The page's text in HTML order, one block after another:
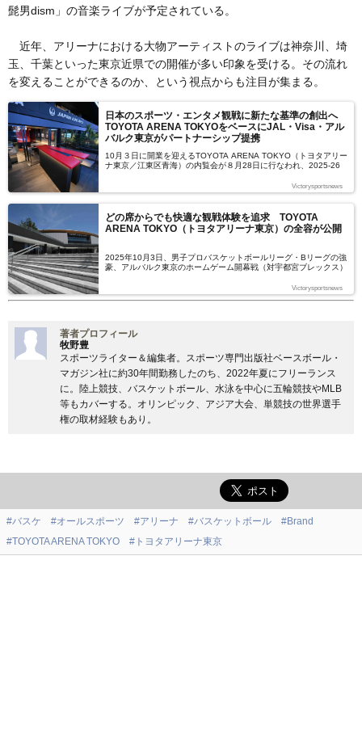
髭男dism」の音楽ライブが予定されている。
近年、アリーナにおける大物アーティストのライブは神奈川、埼
玉、千葉といった東京近県での開催が多い印象を受ける。その流れ
を変えることができるのか、という視点からも注目が集まる。
日本のスポーツ・エンタメ観戦に新たな基準の創出へ
TOYOTA ARENA TOKYOをベースにJAL・Visa・アル
バルク東京がパートナーシップ提携
10月３日に開業を迎えるTOYOTA ARENA TOKYO（トヨタアリー
ナ東京／江東区青海）の内覧会が８月28日に行なわれ、2025-26
リーグBリーグの強豪チーム・アルバルク東京、日本航空株式会社
（以下、JAL）、ビザ・ワールドワイド・ジャパン株式会社（以
表した。
Victorysportsnews
どの席からでも快適な観戦体験を追求 TOYOTA
ARENA TOKYO（トヨタアリーナ東京）の全容が公開
2025年10月3日、男子プロバスケットボールリーグ・Bリーグの強
豪、アルバルク東京のホームゲーム開幕戦（対宇都宮ブレックス）
京）。今シーズンからアルバルク東京の本拠地として使用される新
アリーナは大物アーティストのライブやプロダンスリーグDリーグ
Victorysportsnews
著者プロフィール
牧野豊
スポーツライター＆編集者。スポーツ専門出版社ベースボール・
マガジン社に約30年間勤務したのち、2022年夏にフリーランス
に。陸上競技、バスケットボール、水泳を中心に五輪競技やMLB
等もカバーする。オリンピック、アジア大会、単競技の世界選手
権の取材経験もあり。
#バスケ #オールスポーツ #アリーナ #バスケットボール
#Brand
#TOYOTA ARENA TOKYO
#トヨタアリーナ東京